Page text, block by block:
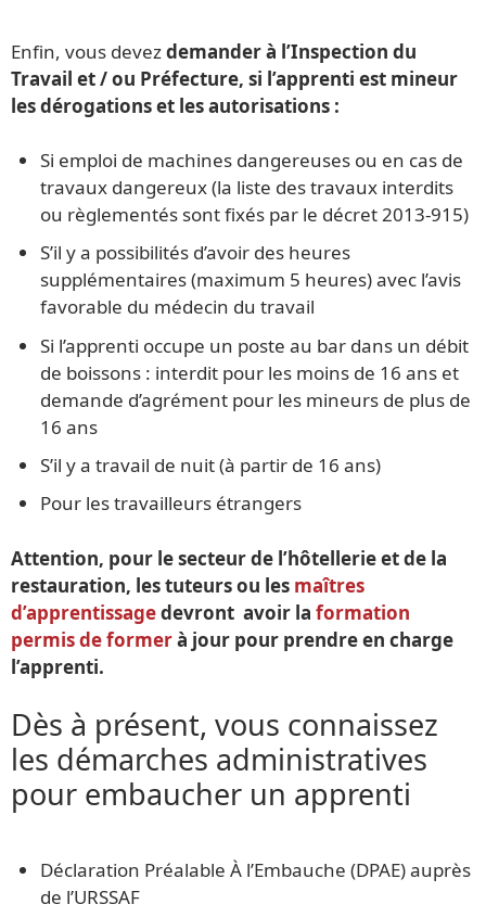
Enfin, vous devezdemander à l’Inspection du
Travail et / ou Préfecture, si l’apprenti est mineur
les dérogations et les autorisations :
Si emploi de machines dangereuses ou en cas de
travaux dangereux (la liste des travaux interdits
ou règlementés sont fixés par le décret 2013-915)
S’il y a possibilités d’avoir des heures
supplémentaires (maximum 5 heures) avec l’avis
favorable du médecin du travail
Si l’apprenti occupe un poste au bar dans un débit
de boissons : interdit pour les moins de 16 ans et
demande d’agrément pour les mineurs de plus de
16 ans
S’il y a travail de nuit (à partir de 16 ans)
Pour les travailleurs étrangers
Attention, pour le secteur de l’hôtellerie et de la
restauration, les tuteurs ou les maîtres
d’apprentissagedevront avoir la formation
permis de formerà jour pour prendre en charge
l’apprenti.
Dès à présent, vous connaissez
les démarches administratives
pour embaucher un apprenti
Déclaration Préalable À l’Embauche (DPAE) auprès
de l’URSSAF